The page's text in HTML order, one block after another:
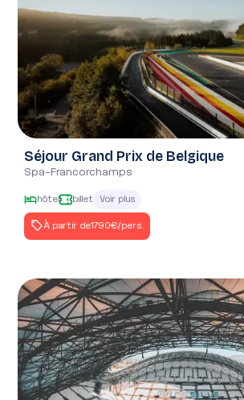
Coup de cœur
Forte demande
Séjour Grand Prix de Belgique
Spa-Francorchamps
hôtel billet Voir plus
À partir de1790€/pers.